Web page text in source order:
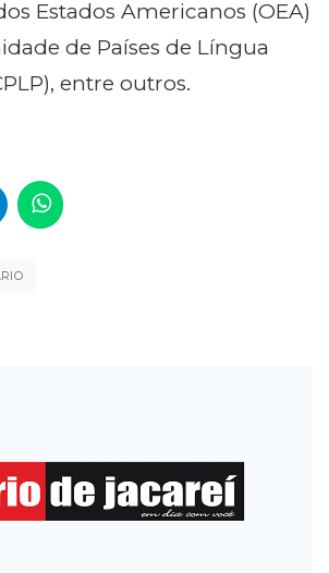
Estados Americanos (OEA)
de Países de Língua
entre outros.